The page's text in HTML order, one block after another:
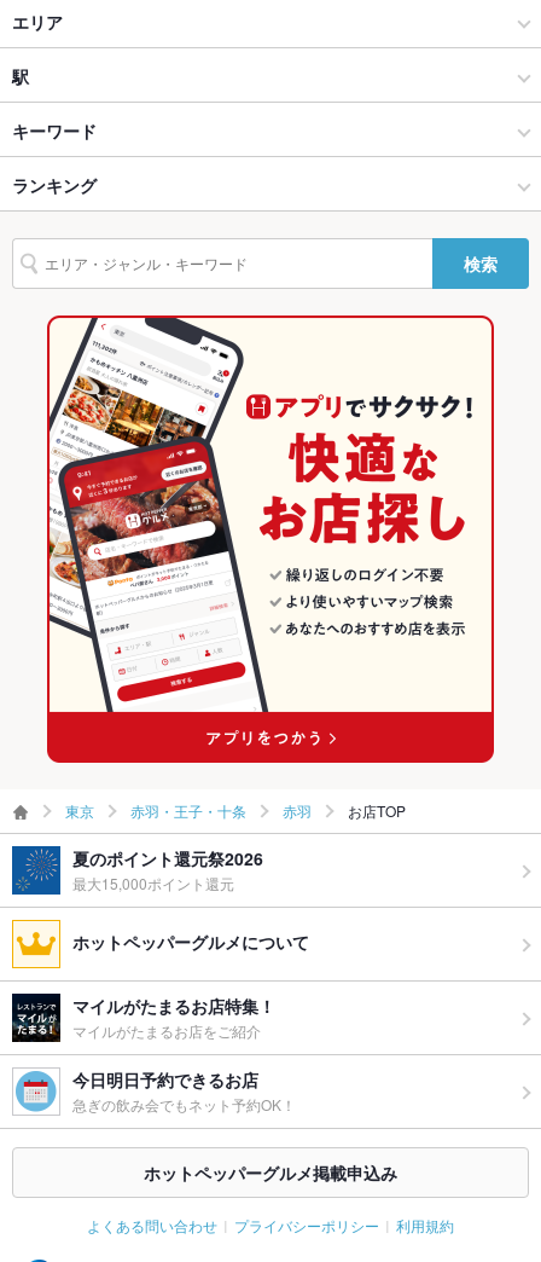
設備
Wi-Fi
バリアフリ
ー
駐車場
なし ：お酒を飲まれるお客様はお車でのご来店はご遠慮くださ
い。
その他設備
誕生日・記念日のケーキの持込は、ご予約時にご相談くださ
い。
飲み放題
あり ：コース料理ご注文のお客様に飲み放題コースお付けでき
ます。
食べ放題 なし
カクテル充実、焼酎充実、日本酒充実、ワイン充実
お子様連れ お子様連れOK
ウェディン
要相談
居酒屋
海鮮
赤羽・王子・十条 × 居酒屋
赤羽・王子・十条 × 海鮮
赤羽駅 × 居酒屋
赤羽駅 × 海鮮
和食全般
赤羽・王子・十条 × 和食
赤羽・王子・十条 × 和食全般
赤羽駅 × 和食
赤羽駅 × 和食全般
エリア
赤羽
赤羽 × 居酒屋
赤羽 × 海鮮
赤羽 × 和食
赤羽 × 和食全般
東京 × 居酒屋
東京 × 海鮮
東京 × 和食
東京 × 和食全般
駅
赤羽駅
キーワード
からあげ にんにく料理
つくね ステーキ 炭火焼 デザート
ランキング
東京のグルメランキング
東京の居酒屋ランキング
東京の海鮮ランキング
赤羽・王子・十条のグルメランキング
赤羽・王子・十条の居酒屋ランキング
赤羽・王子・十条の海鮮ランキング
赤羽のグルメランキング
赤羽の居酒屋ランキング
赤羽の海鮮ランキング
検索
東京 赤羽・王子・十条 赤羽 お店TOP
夏のポイント還元祭2026
最大15,000ポイント還元
ホットペッパーグルメについて
マイルがたまるお店特集！
マイルがたまるお店をご紹介
今日明日予約できるお店
急ぎの飲み会でもネット予約OK！
ホットペッパーグルメ掲載申込み
よくある問い合わせ プライバシーポリシー 利用規約